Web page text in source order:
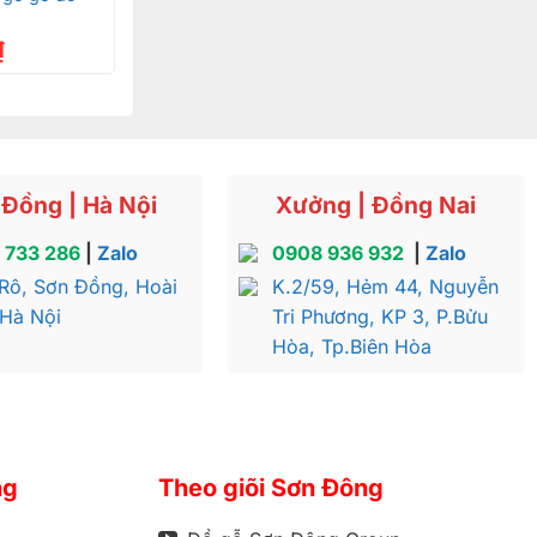
để
gia
trình sử
| Hà Nội
286 |Zalo
Sơn Đồng, Hoài
Nội
Xưởng | Đồng Nai
0908 936 932
Zalo
K.2/59, Hẻm 44, Nguyễn
Tri Phương, KP 3, P.Bửu
Hòa, Tp.Biên Hòa
Theo giõi Sơn Đông